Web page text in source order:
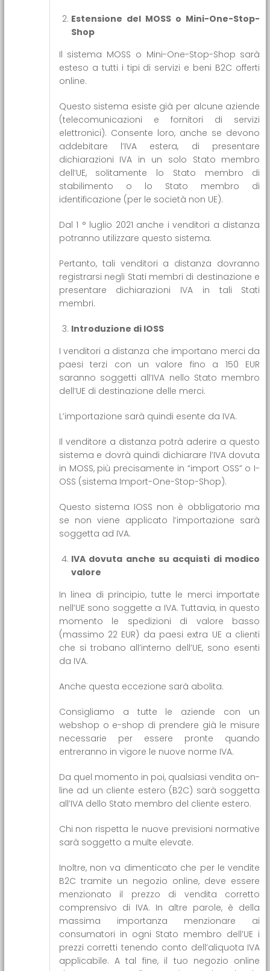
Estensione del MOSS o Mini-One-Stop-
Shop
Il sistema MOSS o Mini-One-Stop-Shop sarà
esteso a tutti i tipi di servizi e beni B2C offerti
online.
Questo sistema esiste già per alcune aziende
(telecomunicazioni e fornitori di servizi
elettronici). Consente loro, anche se devono
addebitare l’IVA estera, di presentare
dichiarazioni IVA in un solo Stato membro
dell’UE, solitamente lo Stato membro di
stabilimento o lo Stato membro di
identificazione (per le società non UE).
Dal 1 ° luglio 2021 anche i venditori a distanza
potranno utilizzare questo sistema.
Pertanto, tali venditori a distanza dovranno
registrarsi negli Stati membri di destinazione e
presentare dichiarazioni IVA in tali Stati
membri.
Introduzione di IOSS
I venditori a distanza che importano merci da
paesi terzi con un valore fino a 150 EUR
saranno soggetti all’IVA nello Stato membro
dell’UE di destinazione delle merci.
L’importazione sarà quindi esente da IVA.
Il venditore a distanza potrà aderire a questo
sistema e dovrà quindi dichiarare l’IVA dovuta
in MOSS, più precisamente in “import OSS” o I-
OSS (sistema Import-One-Stop-Shop).
Questo sistema IOSS non è obbligatorio ma
se non viene applicato l’importazione sarà
soggetta ad IVA.
IVA dovuta anche su acquisti di modico
valore
In linea di principio, tutte le merci importate
nell’UE sono soggette a IVA. Tuttavia, in questo
momento le spedizioni di valore basso
(massimo 22 EUR) da paesi extra UE a clienti
che si trobano all’interno dell’UE, sono esenti
da IVA.
Anche questa eccezione sarà abolita.
Consigliamo a tutte le aziende con un
webshop o e-shop di prendere già le misure
necessarie per essere pronte quando
entreranno in vigore le nuove norme IVA.
Da quel momento in poi, qualsiasi vendita on-
line ad un cliente estero (B2C) sarà soggetta
all’IVA dello Stato membro del cliente estero.
Chi non rispetta le nuove previsioni normative
sarà soggetto a multe elevate.
Inoltre, non va dimenticato che per le vendite
B2C tramite un negozio online, deve essere
menzionato il prezzo di vendita corretto
comprensivo di IVA. In altre parole, è della
massima importanza menzionare ai
consumatori in ogni Stato membro dell’UE i
prezzi corretti tenendo conto dell’aliquota IVA
applicabile. A tal fine, il tuo negozio online